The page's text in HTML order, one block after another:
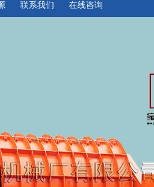
联系我们 在线咨询